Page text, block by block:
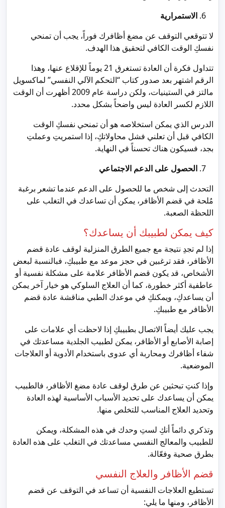
الاستمرارية
لا تتوقعي التوقف عن مضغ أظافرك فوراً، يجب أن تمنحي
نفسكِ الوقت الكافي لتحقيق هذا الهدف.
تتداول فكرة أن العادة تستغرق 21 يوماً للإقلاع عنها، وهذا
الرقم اشتهر بعد صدور كتاب “التحكم الآلي النفسي” لماكسويل
مالتز في الستينيات، ولكن دراسة عام 2009 أظهرت أن الوقت
اللازم لكسر العادة ليس واضحاً بشكل محدد.
الدرس الذي يمكن استخلاصه هو أن تمنحي نفسكِ الوقت
الكافي قبل أن تعلني فشل محاولاتكِ، إذا استمريتِ وعملتِ
بجد، فسيكون هناك تحسناً في النهاية.
الحصول على الدعم الاجتماعي
التحدث إلى شخص ما للحصول على الدعم عندما تشعر برغبة
مُلحة في قضم الأظافر، يمكن أن تساعدك في التغلب على
اللحظة الصعبة.
كيف يمكن لطبيبك أن يساعدك؟
إذا لم تجدِ نتيجة مع جميع الطرق المنزلية لوقف عادة قضم
الأظافر، فقد ترغبين في حجز موعد مع طبيبكِ، فبالنسبة لبعض
الأشخاص، قد يكون قضم الأظافر علامة على مشكلة نفسية أو
عاطفية أكثر خطورة، كما أن العلاج السلوكي هو خيار آخر يمكن
أن يساعدكِ، ويمكنكِ في موعدك الطبي مناقشة عادة قضم
الأظافر مع طبيبكِ.
يجب عليك أيضاً الاتصال بطبيبكِ إذا لاحظت أي علامات على
إصابة الأصابع أو الأظافر، يمكن لطبيب الجلدية مساعدتك في
شفاء أظافرك ومحاربة أي عدوى باستخدام الأدوية أو العلاجات
الموضعية.
وإذا كنتِ تبحثين عن طرق لوقف عادة مضغ الأظافر، فالطبيب
يمكن أن يساعدك على تحديد الأسباب الأساسية لهذه العادة
وتحديد العلاج المناسب للتخلص منها.
وتذكري دائماً أنكِ لستِ وحدك في هذه المشكلة، ويمكن
للطبيب والمعالج النفسي مساعدتك في التغلب على هذه العادة
بطرق صحية وفعّالة.
قضم الأظافر والعلاج النفسي
تستطيع العلاجات النفسية أن تساعد في التوقف عن قضم
الأظافر، ومنها ما يلي: